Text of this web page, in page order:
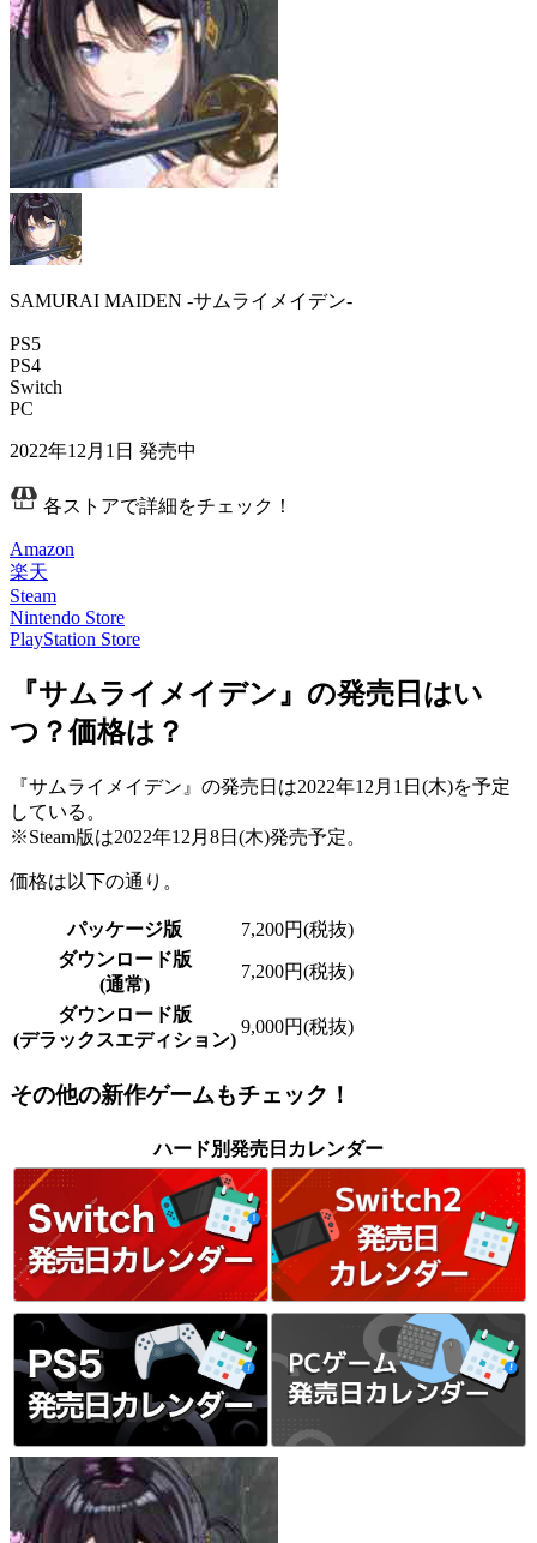
SAMURAI MAIDEN -サムライメイデン-
PS5
PS4
Switch
PC
2022年12月1日 発売中
各ストアで詳細をチェック！
Amazon
楽天
Steam
Nintendo Store
PlayStation Store
『サムライメイデン』の発売日はい
つ？価格は？
『サムライメイデン』の発売日は2022年12月1日(木)を予定
している。
※Steam版は2022年12月8日(木)発売予定。
価格は以下の通り。
パッケージ版
7,200円(税抜)
ダウンロード版
(通常)
7,200円(税抜)
ダウンロード版
(デラックスエディション)
9,000円(税抜)
その他の新作ゲームもチェック！
ハード別発売日カレンダー